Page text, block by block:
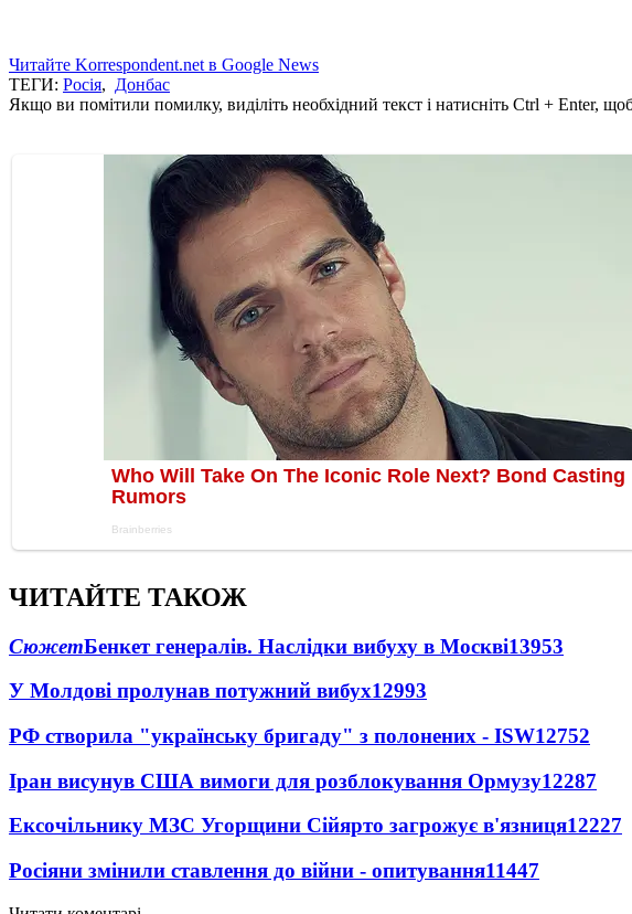
Читайте Korrespondent.net в Google News
ТЕГИ: Росія, Донбас
Якщо ви помітили помилку, виділіть необхідний текст і натисніть Ctrl + Enter,
ЧИТАЙТЕ ТАКОЖ
СюжетБенкет генералів. Наслідки вибуху в Москві13953
У Молдові пролунав потужний вибух12993
РФ створила "українську бригаду" з полонених - ISW12752
Іран висунув США вимоги для розблокування Ормузу12287
Ексочільнику МЗС Угорщини Сійярто загрожує в'язниця12227
Росіяни змінили ставлення до війни - опитування11447